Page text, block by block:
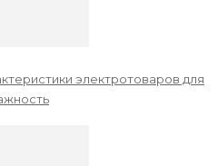
электротоваров для